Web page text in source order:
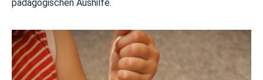
pädagogischen Aushilfe.